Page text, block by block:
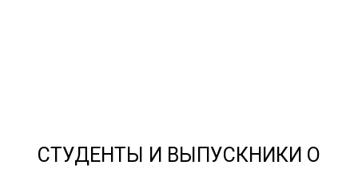
СТУДЕНТЫ И ВЫПУСКНИКИ О